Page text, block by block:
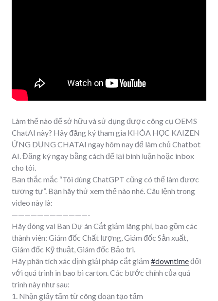
Làm thế nào để sở hữu và sử dụng được công cụ OEMS
ChatAI này? Hãy đăng ký tham gia KHÓA HỌC KAIZEN
ỨNG DỤNG CHATAI ngay hôm nay để làm chủ Chatbot
AI. Đăng ký ngay bằng cách để lại bình luận hoặc inbox
cho tôi.
Bạn thắc mắc “Tôi dùng ChatGPT cũng có thể làm được
tương tự”. Bạn hãy thử xem thế nào nhé. Câu lệnh trong
video này là:
————————————-
Hãy đóng vai Ban Dự án Cắt giảm lãng phí, bao gồm các
thành viên: Giám đốc Chất lượng, Giám đốc Sản xuất,
Giám đốc Kỹ thuật, Giám đốc Bảo trì.
Hãy phân tích xác định giải pháp cắt giảm #downtimeđối
với quá trình in bao bì carton. Các bước chính của quá
trình này như sau:
1. Nhận giấy tấm từ công đoạn tạo tấm